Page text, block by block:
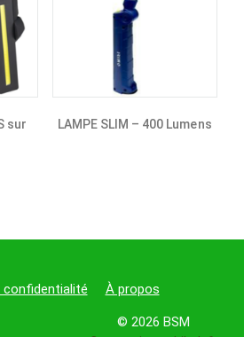
sur
LAMPE SLIM – 400 Lumens
confidentialité À propos
© 2026 BSM